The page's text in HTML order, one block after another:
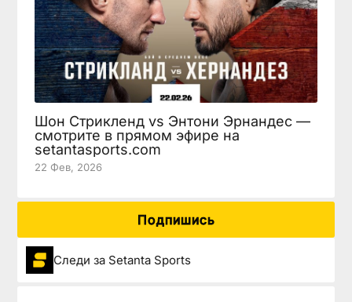
Шон Стрикленд vs Энтони Эрнандес —
смотрите в прямом эфире на
setantasports.com
22 Фев, 2026
Подпишись
Следи за Setanta Sports